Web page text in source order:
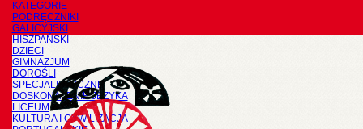
KATEGORIE
PODRĘCZNIKI
GALICYJSKI
HISZPAŃSKI
DZIECI
GIMNAZJUM
DOROŚLI
SPECJALISTYCZNE
DOSKONALENIE JĘZYKA
LICEUM
KULTURA I CYWILIZACJA